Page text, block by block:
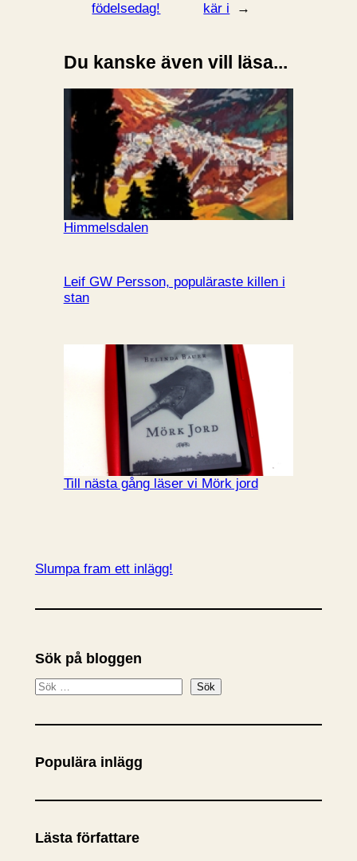
födelsedag!
kär i
→
Du kanske även vill läsa...
Himmelsdalen
Leif GW Persson, populäraste killen i
stan
Till nästa gång läser vi Mörk jord
Slumpa fram ett inlägg!
Sök på bloggen
S
k
Sök
Populära inlägg
Lästa författare